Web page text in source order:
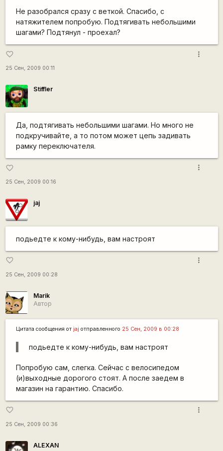
Не разобрался сразу с веткой. Спасибо, с
натяжителем попробую. Подтягивать небольшими
шагами? Подтянул - проехал?
favorite_border
25 Сен, 2009 00:11
more_vert
Stiffler
Да, подтягивать небольшими шагами. Но много не
подкручивайте, а то потом может цепь задивать
рамку переключателя.
favorite_border
25 Сен, 2009 00:16
more_vert
jaj
подьедте к кому-нибудь, вам настроят
favorite_border
25 Сен, 2009 00:28
more_vert
Marik
Автор
Цитата сообщения от jaj отправленного 25 Сен, 2009 в 00:28
подьедте к кому-нибудь, вам настроят
Попробую сам, слегка. Сейчас с велосипедом
(и)выходные дорогого стоят. А после заедем в
магазин на гарантию. Спасибо.
favorite_border
25 Сен, 2009 00:36
more_vert
ALEXAN